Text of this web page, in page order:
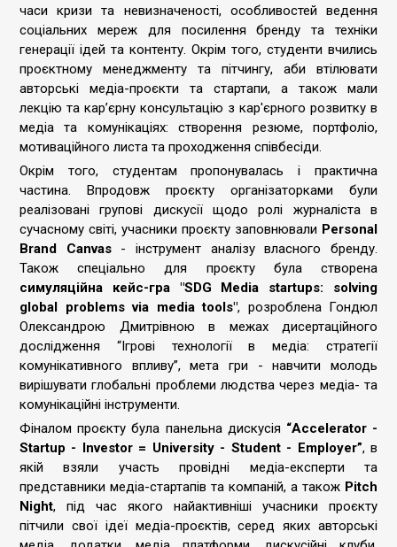
часи кризи та невизначеності, особливостей ведення
соціальних мереж для посилення бренду та техніки
генерації ідей та контенту. Окрім того, студенти вчились
проєктному менеджменту та пітчингу, аби втілювати
авторські медіа-проєкти та стартапи, а також мали
лекцію та кар’єрну консультацію з кар'єрного розвитку в
медіа та комунікаціях: створення резюме, портфоліо,
мотиваційного листа та проходження співбесіди.
Окрім того, студентам пропонувалась і практична
частина. Впродовж проєкту організаторками були
реалізовані групові дискусії щодо ролі журналіста в
сучасному світі, учасники проєкту заповнювали Personal
Brand Canvas- інструмент аналізу власного бренду.
Також спеціально для проєкту була створена
симуляційна кейс-гра "SDG Media startups: solving
global problems via media tools", розроблена Гондюл
Олександрою Дмитрівною в межах дисертаційного
дослідження “Ігрові технології в медіа: стратегії
комунікативного впливу”, мета гри - навчити молодь
вирішувати глобальні проблеми людства через медіа- та
комунікаційні інструменти.
Фіналом проєкту була панельна дискусія “Accelerator -
Startup - Investor = University - Student - Employer”, в
якій взяли участь провідні медіа-експерти та
представники медіа-стартапів та компаній, а також Pitch
Night, під час якого найактивніші учасники проєкту
пітчили свої ідеї медіа-проєктів, серед яких авторські